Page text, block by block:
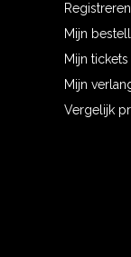
Registreren
Mijn
Mijn tickets
Mijn
Vergelijk